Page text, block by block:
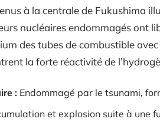
à la centrale de Fukushima
nucléaires endommagés ont
des tubes de combustible
la forte réactivité de
: Endommagé par le tsunami,
et explosion suite à une